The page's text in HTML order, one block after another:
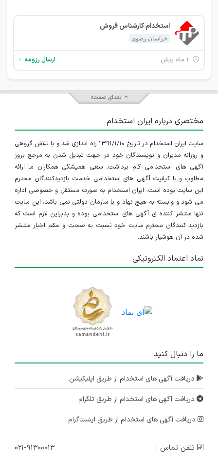
استخدام کارشناس فروش
خراسان رضوی
ارسال رزومه
ابتدای صفحه
مختصری درباره ایران استخدام
سایت ایران استخدام در تاریخ ۱۳۹۱/۱/۱۰ راه اندازی شد و با تلاش گروهی
و روزانه مدیران و نویسندگان خود در جهت تبدیل شدن به مرجع بروز
آگهی های استخدامی گام برداشت. سعی همیشگی همکاران ما ارائه
مطلوب و با کیفیت آگهی های استخدامی خدمت بازدیدکنندگان محترم
این سایت بوده است. ایران استخدام به صورت مستقل و خصوصی اداره
می شود و وابسته به هیچ نهاد و یا سازمان دولتی نمی باشد، این سایت
تنها منتشر کننده ی آگهی های استخدامی بوده و بنابراین لازم است که
بازدید کنندگان محترم سایت خود نسبت به صحت و سقم اخبار منتشر
شده در آن هوشیار باشند.
نماد اعتماد الکترونیکی
ما را دنبال کنید
دریافت آگهی های استخدام از طریق اپلیکیشن
دریافت آگهی های استخدام از طریق تلگرام
دریافت آگهی های استخدام از طریق اینستاگرام
تلفن تماس : ۰۲۱-۹۱۳۰۰۰۱۳